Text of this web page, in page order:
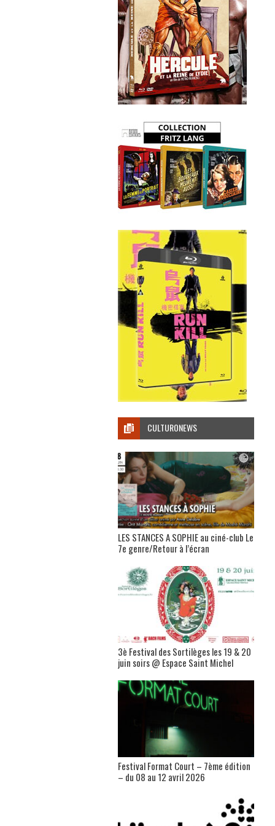
CULTURONEWS
LES STANCES A SOPHIE au ciné-club Le
7e genre/Retour à l’écran
3è Festival des Sortilèges les 19 & 20
juin soirs @ Espace Saint Michel
Festival Format Court – 7ème édition
– du 08 au 12 avril 2026